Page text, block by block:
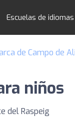
Escuelas de idiomas
de Campo de
niños
del Raspeig